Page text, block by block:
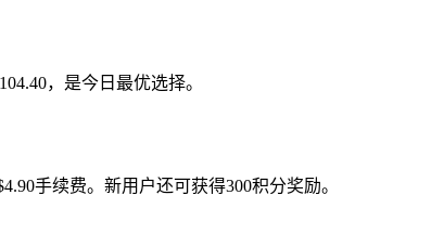
，是今日最优选择。
手续费。新用户还可获得300积分奖励。